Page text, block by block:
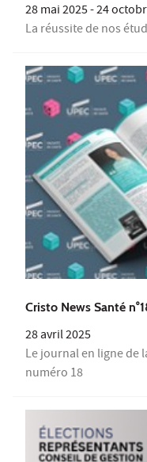
28 mai 2025-24
La réussite de nos
Cristo News Santé
28 avril 2025
Le journal en ligne de
numéro 18